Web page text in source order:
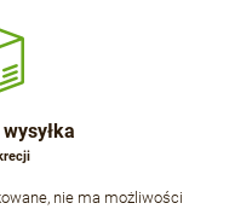
nie ma możliwości